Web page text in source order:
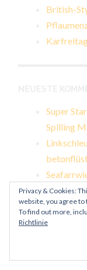
British-
Super
Spilling
sprunki
Forelle
sprunki
Privacy & Cookies:
website, you agree to
To find out more,
Richtlinie